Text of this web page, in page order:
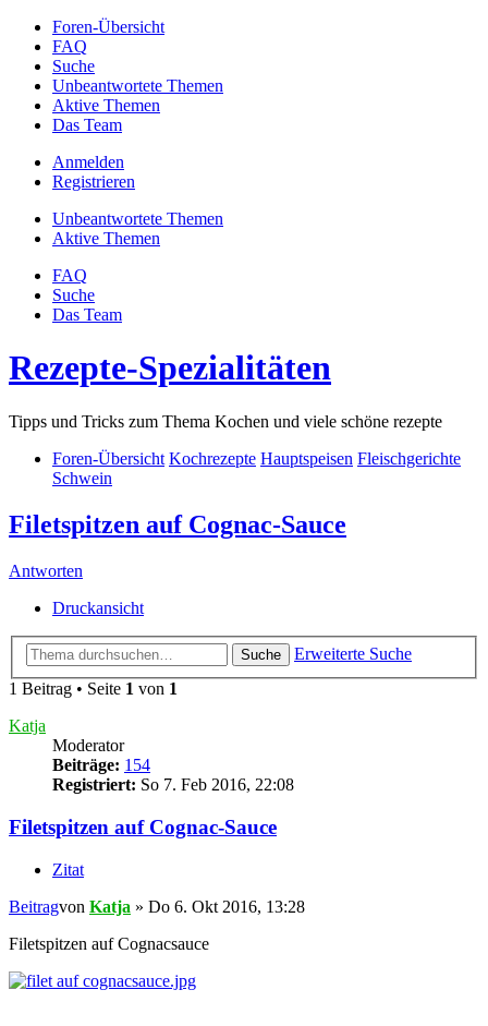
Foren-Übersicht
FAQ
Suche
Unbeantwortete Themen
Aktive Themen
Das Team
Anmelden
Registrieren
Unbeantwortete Themen
Aktive Themen
FAQ
Suche
Das Team
Rezepte-Spezialitäten
Tipps und Tricks zum Thema Kochen und viele schöne rezepte
Foren-Übersicht Kochrezepte Hauptspeisen Fleischgerichte
Schwein
Filetspitzen auf Cognac-Sauce
Antworten
Druckansicht
Suche
Erweiterte Suche
1 Beitrag • Seite 1 von 1
Katja
Moderator
Beiträge: 154
Registriert: So 7. Feb 2016, 22:08
Filetspitzen auf Cognac-Sauce
Zitat
Beitragvon Katja » Do 6. Okt 2016, 13:28
Filetspitzen auf Cognacsauce